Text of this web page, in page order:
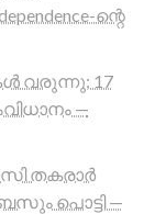
ന്റെ
വരുന്നു; 17
—
തകരാർ
പൊട്ടി —